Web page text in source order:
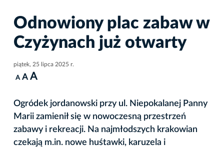
Odnowiony plac zabaw w
Czyżynach już otwarty
piątek, 25 lipca 2025 r.
A A A
Ogródek jordanowski przy ul. Niepokalanej Panny
Marii zamienił się w nowoczesną przestrzeń
zabawy i rekreacji. Na najmłodszych krakowian
czekają m.in. nowe huśtawki, karuzela i